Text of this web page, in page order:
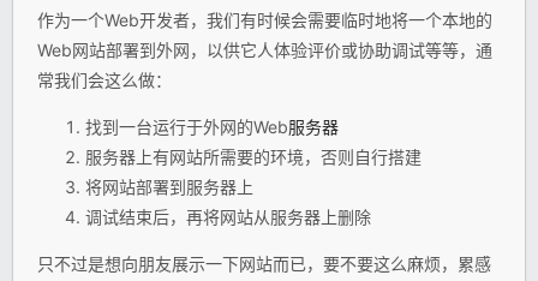
作为一个Web开发者，我们有时候会需要临时地将一个本地的
Web网站部署到外网，以供它人体验评价或协助调试等等，通
常我们会这么做：
找到一台运行于外网的Web服务器
服务器上有网站所需要的环境，否则自行搭建
将网站部署到服务器上
调试结束后，再将网站从服务器上删除
只不过是想向朋友展示一下网站而已，要不要这么麻烦，累感